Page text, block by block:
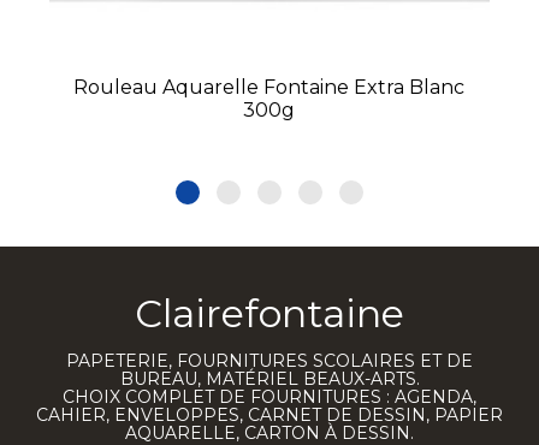
Rouleau Aquarelle Fontaine Extra Blanc
300g
Clairefontaine
PAPETERIE, FOURNITURES SCOLAIRES ET DE
BUREAU, MATÉRIEL BEAUX-ARTS.
CHOIX COMPLET DE FOURNITURES : AGENDA,
CAHIER, ENVELOPPES, CARNET DE DESSIN, PAPIER
AQUARELLE, CARTON À DESSIN.